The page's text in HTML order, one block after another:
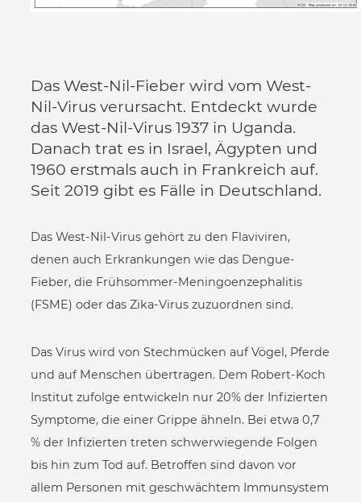
Das West-Nil-Fieber wird vom West-
Nil-Virus verursacht. Entdeckt wurde
das West-Nil-Virus 1937 in Uganda.
Danach trat es in Israel, Ägypten und
1960 erstmals auch in Frankreich auf.
Seit 2019 gibt es Fälle in Deutschland.
Das West-Nil-Virus gehört zu den Flaviviren,
denen auch Erkrankungen wie das Dengue-
Fieber, die Frühsommer-Meningoenzephalitis
(FSME) oder das Zika-Virus zuzuordnen sind.
Das Virus wird von Stechmücken auf Vögel, Pferde
und auf Menschen übertragen. Dem Robert-Koch
Institut zufolge entwickeln nur 20% der Infizierten
Symptome, die einer Grippe ähneln. Bei etwa 0,7
% der Infizierten treten schwerwiegende Folgen
bis hin zum Tod auf. Betroffen sind davon vor
allem Personen mit geschwächtem Immunsystem